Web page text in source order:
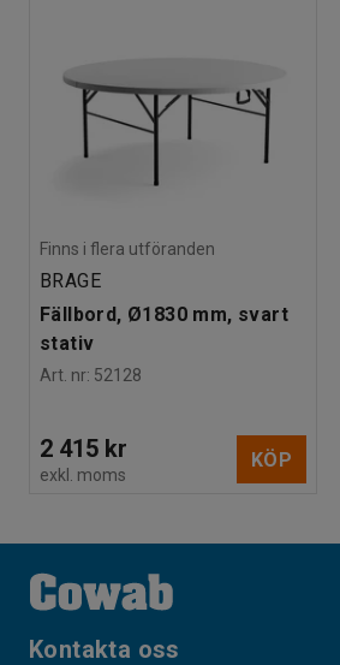
Finns i flera utföranden
BRAGE
Fällbord, Ø1830 mm, svart
stativ
Art. nr: 52128
2 415 kr
exkl. moms
KÖP
Kontakta oss